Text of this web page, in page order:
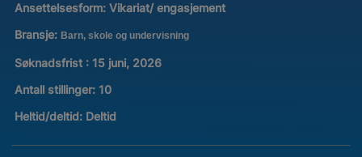
Ansettelsesform: Vikariat/ engasjement
Bransje: Barn, skole og undervisning
Søknadsfrist : 15 juni, 2026
Antall stillinger: 10
Heltid/deltid: Deltid